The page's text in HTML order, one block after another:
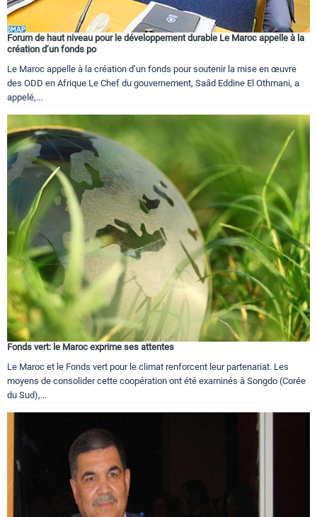
Forum de haut niveau pour le développement durable Le Maroc appelle à la
création d’un fonds po
Le Maroc appelle à la création d’un fonds pour soutenir la mise en œuvre
des ODD en Afrique Le Chef du gouvernement, Saâd Eddine El Othmani, a
appelé,...
Fonds vert: le Maroc exprime ses attentes
Le Maroc et le Fonds vert pour le climat renforcent leur partenariat. Les
moyens de consolider cette coopération ont été examinés à Songdo (Corée
du Sud),...